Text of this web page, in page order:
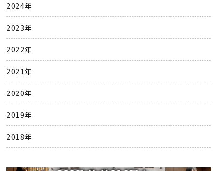
2024年
2023年
2022年
2021年
2020年
2019年
2018年